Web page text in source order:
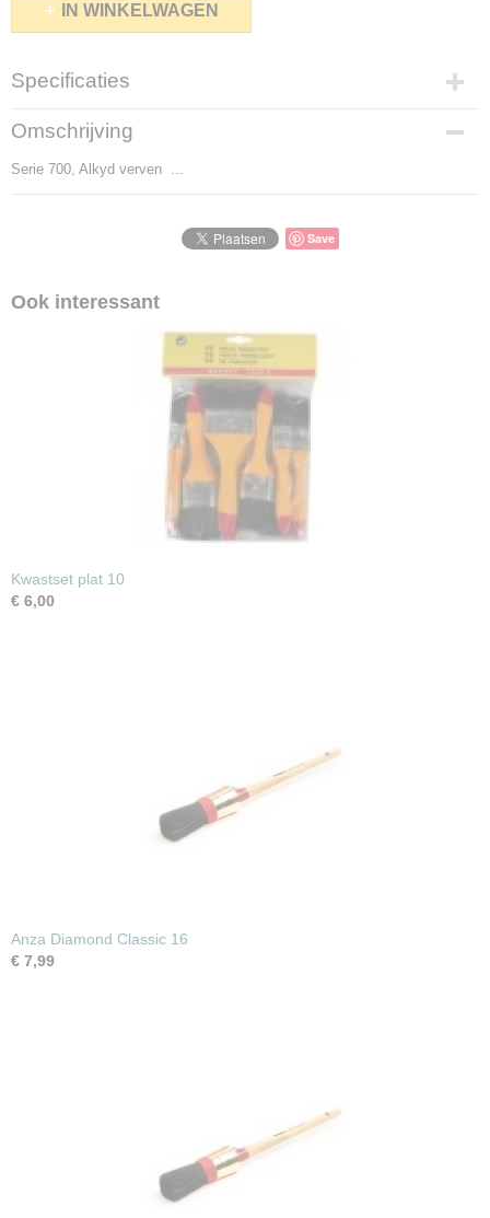
IN WINKELWAGEN
Specificaties
Productcode
1001-55
Productcode leverancier
Omschrijving
Serie 700, Alkyd verven ...
Save
Ook interessant
Kwastset plat 10
€ 6,00
Anza Diamond Classic 16
€ 7,99